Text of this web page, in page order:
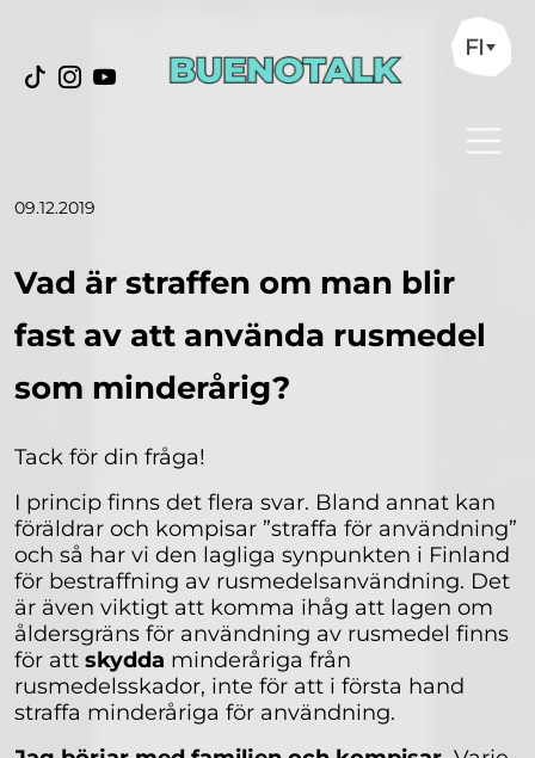
FI
09.12.2019
Vad är straffen om man blir
fast av att använda rusmedel
som minderårig?
Tack för din fråga!
I princip finns det flera svar. Bland annat kan
föräldrar och kompisar ”straffa för användning”
och så har vi den lagliga synpunkten i Finland
för bestraffning av rusmedelsanvändning. Det
är även viktigt att komma ihåg att lagen om
åldersgräns för användning av rusmedel finns
för att skydda minderåriga från
rusmedelsskador, inte för att i första hand
straffa minderåriga för användning.